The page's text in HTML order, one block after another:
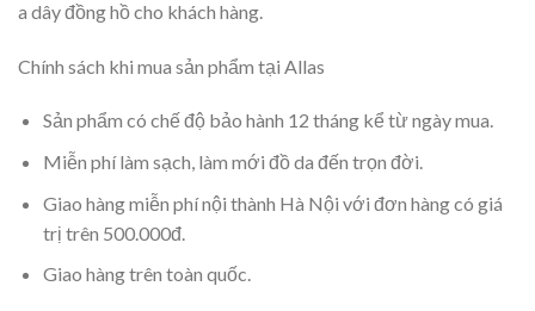
a dây đồng hồ cho khách hàng.
Chính sách khi mua sản phẩm tại Allas
Sản phẩm có chế độ bảo hành 12 tháng kể từ ngày mua.
Miễn phí làm sạch, làm mới đồ da đến trọn đời.
Giao hàng miễn phí nội thành Hà Nội với đơn hàng có giá
trị trên 500.000đ.
Giao hàng trên toàn quốc.